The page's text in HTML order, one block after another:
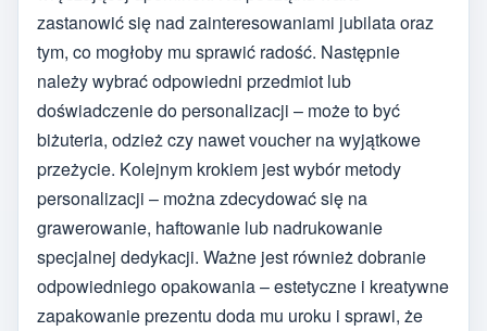
zastanowić się nad zainteresowaniami jubilata oraz
tym, co mogłoby mu sprawić radość. Następnie
należy wybrać odpowiedni przedmiot lub
doświadczenie do personalizacji – może to być
biżuteria, odzież czy nawet voucher na wyjątkowe
przeżycie. Kolejnym krokiem jest wybór metody
personalizacji – można zdecydować się na
grawerowanie, haftowanie lub nadrukowanie
specjalnej dedykacji. Ważne jest również dobranie
odpowiedniego opakowania – estetyczne i kreatywne
zapakowanie prezentu doda mu uroku i sprawi, że